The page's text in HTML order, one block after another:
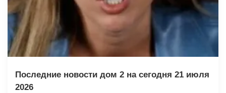
Последние новости дом 2 на сегодня 21 июля
2026